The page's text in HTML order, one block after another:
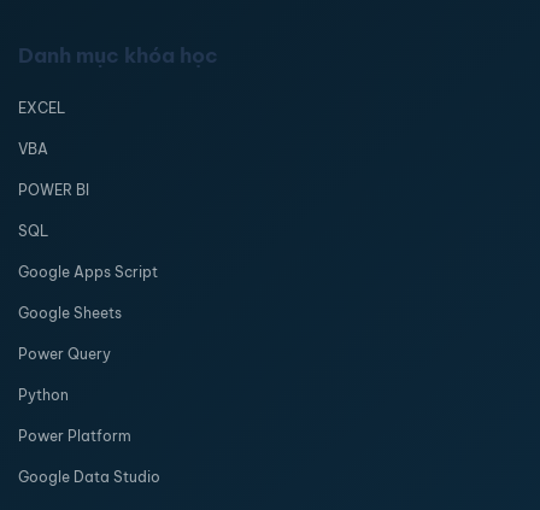
Danh mục khóa học
EXCEL
VBA
POWER BI
SQL
Google Apps Script
Google Sheets
Power Query
Python
Power Platform
Google Data Studio